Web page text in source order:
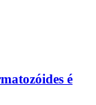
é